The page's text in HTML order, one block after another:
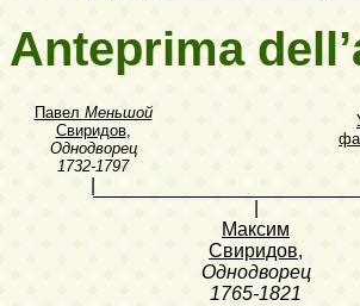
Anteprima
Павел Меньшой
Свиридов,
Однодворец
1732-1797
Максим
Свиридов,
Однодворец
1765-1821